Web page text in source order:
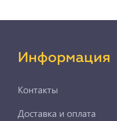
Информация
Контакты
Доставка и оплата